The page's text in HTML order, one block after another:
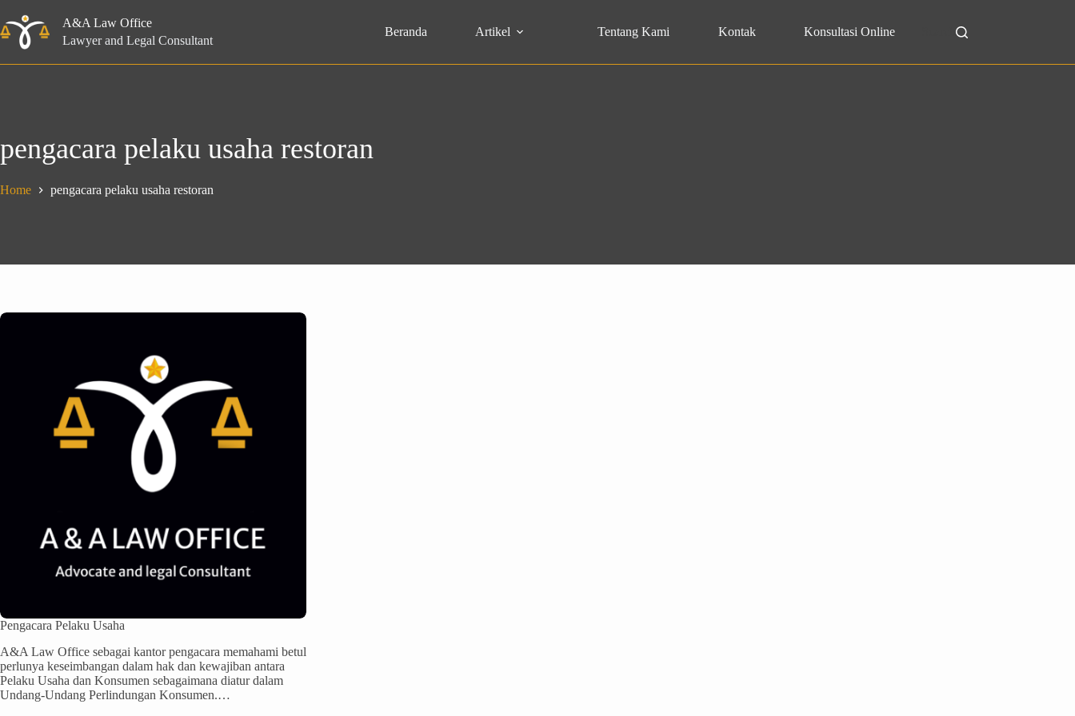
to
content
A&A Law Office
Lawyer and Legal Consultant
Beranda Artikel Tentang Kami Kontak Konsultasi Online
pengacara pelaku usaha restoran
Home pengacara pelaku usaha restoran
Pengacara Pelaku Usaha
A&A Law Office sebagai kantor pengacara memahami betul
perlunya keseimbangan dalam hak dan kewajiban antara
Pelaku Usaha dan Konsumen sebagaimana diatur dalam
Undang-Undang Perlindungan Konsumen.…